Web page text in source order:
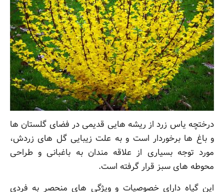
درختچه یاس زرد از ریشه هایی قدیمی در فضای گلستان ها
و باغ ها برخوردار است و به علت زیبایی گل های زردش،
مورد توجه بسیاری از علاقه مندان به باغبانی و طراحی
محوطه های سبز قرار گرفته است.
این گیاه دارای خصوصیات و ویژگی های منحصر به فردی